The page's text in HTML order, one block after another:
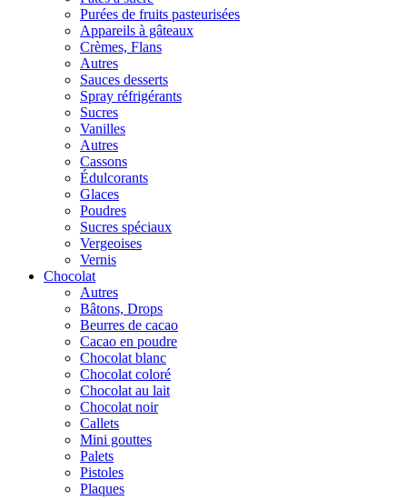
Purées de fruits pasteurisées
Appareils à gâteaux
Crèmes, Flans
Autres
Sauces desserts
Spray réfrigérants
Sucres
Vanilles
Autres
Cassons
Édulcorants
Glaces
Poudres
Sucres spéciaux
Vergeoises
Vernis
Chocolat
Autres
Bâtons, Drops
Beurres de cacao
Cacao en poudre
Chocolat blanc
Chocolat coloré
Chocolat au lait
Chocolat noir
Callets
Mini gouttes
Palets
Pistoles
Plaques